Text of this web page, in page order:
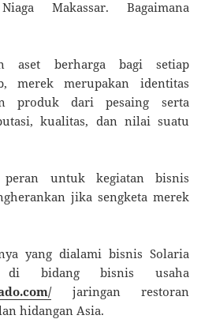
Makassar. Bagaimana
aset berharga bagi setiap
merek merupakan identitas
produk dari pesaing serta
kualitas, dan nilai suatu
peran untuk kegiatan bisnis
jika sengketa merek
yang dialami bisnis Solaria
di bidang bisnis usaha
jaringan restoran
hidangan Asia.